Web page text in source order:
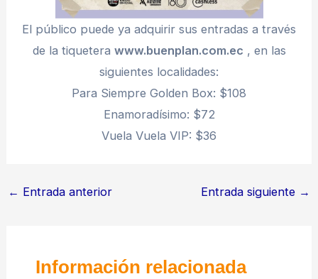
El público puede ya adquirir sus entradas a través
de la tiquetera www.buenplan.com.ec , en las
siguientes localidades:
Para Siempre Golden Box: $108
Enamoradísimo: $72
Vuela Vuela VIP: $36
← Entrada anterior Entrada siguiente →
Información relacionada